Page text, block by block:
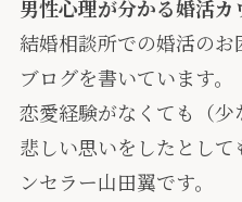
男性心理が分かる婚活
結婚相談所での婚活の
ブログを書いています。
恋愛経験がなくても（
悲しい思いをしたとし
ンセラー山田翼です。